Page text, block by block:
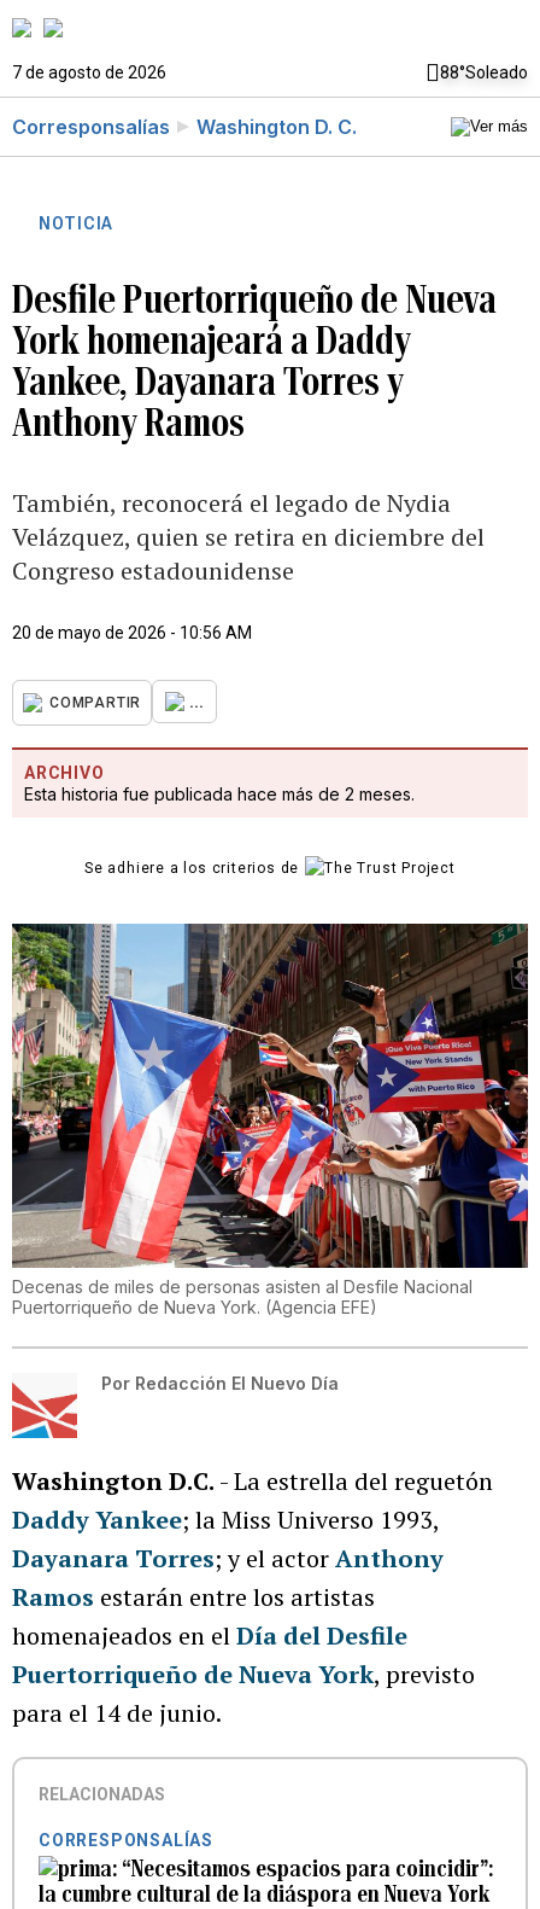
7 de agosto de 2026 88°Soleado
Corresponsalías Washington D. C.
NOTICIA
Desfile Puertorriqueño de Nueva
York homenajeará a Daddy
Yankee, Dayanara Torres y
Anthony Ramos
También, reconocerá el legado de Nydia
Velázquez, quien se retira en diciembre del
Congreso estadounidense
20 de mayo de 2026 - 10:56 AM
COMPARTIR ...
ARCHIVO
Esta historia fue publicada hace más de 2 meses.
Se adhiere a los criterios de
Decenas de miles de personas asisten al Desfile Nacional
Puertorriqueño de Nueva York. (Agencia EFE)
Por Redacción El Nuevo Día
Washington D.C. - La estrella del reguetón
Daddy Yankee; la Miss Universo 1993,
Dayanara Torres; y el actorAnthony
Ramos estarán entre los artistas
homenajeados en elDía del Desfile
Puertorriqueño de Nueva York, previsto
para el 14 de junio.
RELACIONADAS
CORRESPONSALÍAS
“Necesitamos espacios para coincidir”:
la cumbre cultural de la diáspora en Nueva York